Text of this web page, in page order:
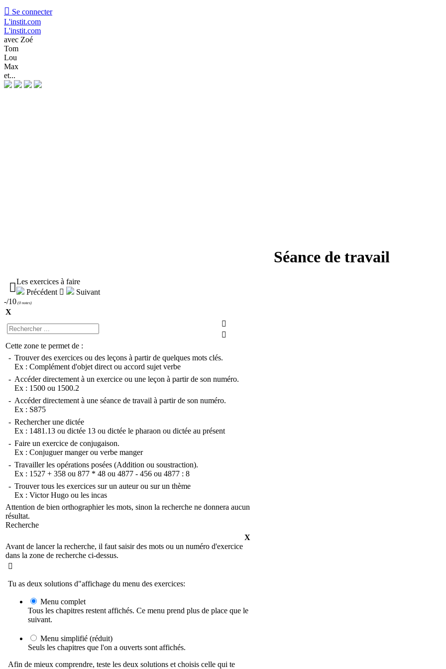
 Se connecter
L'instit.com
L'instit.com
avec Zoé
Tom
Lou
Max
et...
Séance de travail
Les exercices à faire
Précédent 
Suivant
-/10 (0 notes)
X


Cette zone te permet de :
- Trouver des exercices ou des leçons à partir de quelques mots clés.
Ex : Complément d'objet direct ou accord sujet verbe
- Accéder directement à un exercice ou une leçon à partir de son numéro.
Ex : 1500 ou 1500.2
- Accéder directement à une séance de travail à partir de son numéro.
Ex : S875
- Rechercher une dictée
Ex : 1481.13 ou dictée 13 ou dictée le pharaon ou dictée au présent
- Faire un exercice de conjugaison.
Ex : Conjuguer mangerou verbe manger
- Travailler les opérations posées (Addition ou soustraction).
Ex : 1527 + 358 ou 877 * 48 ou 4877 - 456 ou 4877 : 8
- Trouver tous les exercices sur un auteur ou sur un thème
Ex : Victor Hugo ou les incas
Attention de bien orthographier les mots, sinon la recherche ne donnera aucun
résultat.
Recherche
X
Avant de lancer la recherche, il faut saisir des mots ou un numéro d'exercice
dans la zone de recherche ci-dessus.

Tu as deux solutions d"affichage du menu des exercices:
Menu complet
Tous les chapitres restent affichés. Ce menu prend plus de place que le
suivant.
Menu simplifié (réduit)
Seuls les chapitres que l'on a ouverts sont affichés.
Afin de mieux comprendre, teste les deux solutions et choisis celle qui te